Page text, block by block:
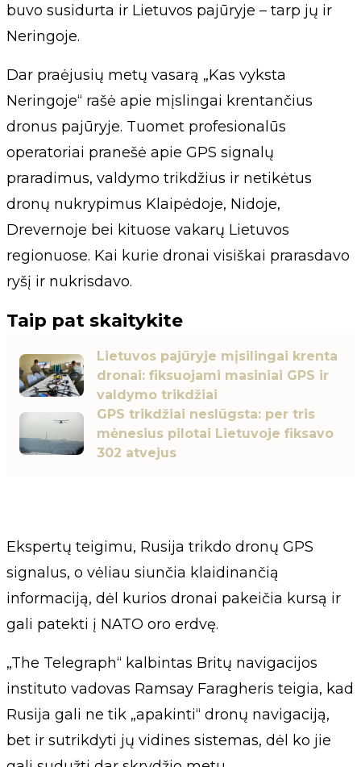
buvo susidurta ir Lietuvos pajūryje – tarp jų ir
Neringoje.
Dar praėjusių metų vasarą „Kas vyksta
Neringoje“ rašė apie mįslingai krentančius
dronus pajūryje. Tuomet profesionalūs
operatoriai pranešė apie GPS signalų
praradimus, valdymo trikdžius ir netikėtus
dronų nukrypimus Klaipėdoje, Nidoje,
Drevernoje bei kituose vakarų Lietuvos
regionuose. Kai kurie dronai visiškai prarasdavo
ryšį ir nukrisdavo.
Taip pat skaitykite
Lietuvos pajūryje mįsilingai krenta
dronai: fiksuojami masiniai GPS ir
valdymo trikdžiai
GPS trikdžiai neslūgsta: per tris
mėnesius pilotai Lietuvoje fiksavo
302 atvejus
Ekspertų teigimu, Rusija trikdo dronų GPS
signalus, o vėliau siunčia klaidinančią
informaciją, dėl kurios dronai pakeičia kursą ir
gali patekti į NATO oro erdvę.
„The Telegraph“ kalbintas Britų navigacijos
instituto vadovas Ramsay Faragheris teigia, kad
Rusija gali ne tik „apakinti“ dronų navigaciją,
bet ir sutrikdyti jų vidines sistemas, dėl ko jie